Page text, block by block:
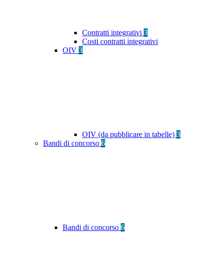
Contratti integrativi 3
Costi contratti integrativi
OIV 3
OIV (da pubblicare in tabelle) 3
Bandi di concorso 6
Bandi di concorso 6